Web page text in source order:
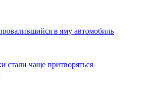
в яму автомобиль
стали чаще притворяться